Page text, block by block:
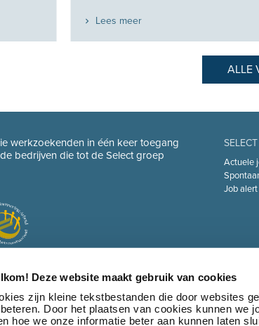
Deze website maakt gebruik van cookies
zijn kleine tekstbestanden die door websites
Door het plaatsen van cookies kunnen we
hoe we onze informatie beter aan kunnen laten
Lees meer
ALLE
werkzoekenden in één keer toegang
bedrijven die tot de Select groep
Actuele
Job alert